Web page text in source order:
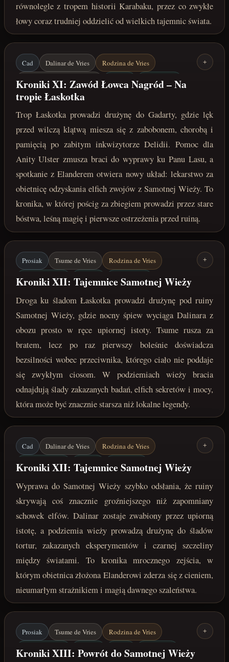
równolegle z tropem historii Karabaku, przez co zwykłe
łowy coraz trudniej oddzielić od wielkich tajemnic świata.
Cad Dalinar de Vries
Rodzina de Vries
Łaskotek / Jharmme Sindar
Anita Ulster
Pan Lasu
Elander
maj 222 roku po Zaćmieniu
+
Kroniki XI: Zawód Łowca Nagród – Na
tropie Łaskotka
Trop Łaskotka prowadzi drużynę do Gadarty, gdzie lęk
przed wilczą klątwą miesza się z zabobonem, chorobą i
pamięcią po zabitym inkwizytorze Delidii. Pomoc dla
Anity Ulster zmusza braci do wyprawy ku Panu Lasu, a
spotkanie z Elanderem otwiera nowy układ: lekarstwo za
obietnicę odzyskania elfich zwojów z Samotnej Wieży. To
kronika, w której pościg za zbiegiem prowadzi przez stare
bóstwa, leśną magię i pierwsze ostrzeżenia przed ruiną.
Prosiak Tsume de Vries
Rodzina de Vries
Samotna Wieża
Niebyty
Elfie sekrety
Zakazane badania
maj 222 roku po Zaćmieniu
+
Kroniki XII: Tajemnice Samotnej Wieży
Droga ku śladom Łaskotka prowadzi drużynę pod ruiny
Samotnej Wieży, gdzie nocny śpiew wyciąga Dalinara z
obozu prosto w ręce upiornej istoty. Tsume rusza za
bratem, lecz po raz pierwszy boleśnie doświadcza
bezsilności wobec przeciwnika, którego ciało nie poddaje
się zwykłym ciosom. W podziemiach wieży bracia
odnajdują ślady zakazanych badań, elfich sekretów i mocy,
która może być znacznie starsza niż lokalne legendy.
Cad Dalinar de Vries
Rodzina de Vries
Samotna Wieża
Elander
Elfie zwoje
Zakazane eksperymenty
Czarna szczelina
Nieumarły strażnik
maj 222 roku po Zaćmieniu
+
Kroniki XII: Tajemnice Samotnej Wieży
Wyprawa do Samotnej Wieży szybko odsłania, że ruiny
skrywają coś znacznie groźniejszego niż zapomniany
schowek elfów. Dalinar zostaje zwabiony przez upiorną
istotę, a podziemia wieży prowadzą drużynę do śladów
tortur, zakazanych eksperymentów i czarnej szczeliny
między światami. To kronika mrocznego zejścia, w
którym obietnica złożona Elanderowi zderza się z cieniem,
nieumarłym strażnikiem i magią dawnego szaleństwa.
Prosiak Tsume de Vries
Rodzina de Vries
Samotna Wieża
Niebyty Ilithin Elfie zwoje
+
Kroniki XIII: Powrót do Samotnej Wieży